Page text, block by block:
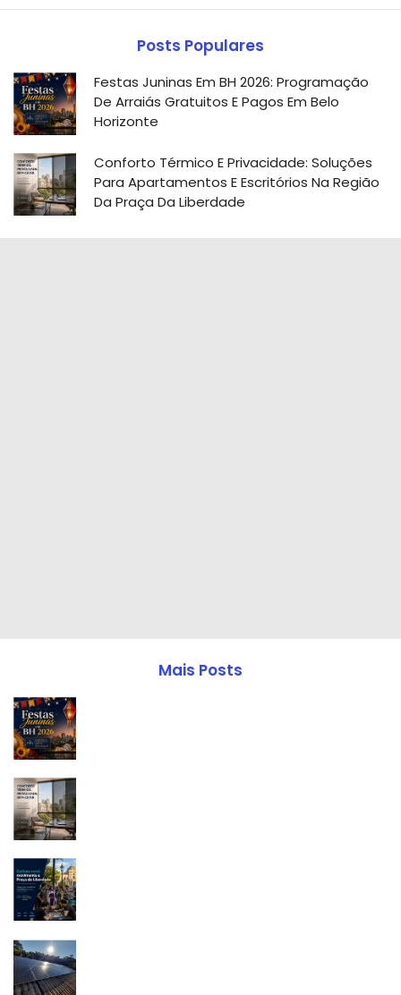
Posts Populares
Festas Juninas Em BH 2026: Programação
De Arraiás Gratuitos E Pagos Em Belo
Horizonte
Conforto Térmico E Privacidade: Soluções
Para Apartamentos E Escritórios Na Região
Da Praça Da Liberdade
Mais Posts